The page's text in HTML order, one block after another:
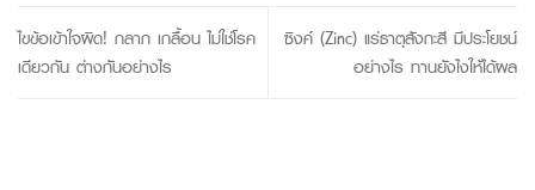
ไขข้อเข้าใจผิด! กลาก เกลื้อน ไม่ใช่โรค
เดียวกัน ต่างกันอย่างไร
ซิงค์ (Zinc) แร่ธาตุสังกะสี มีประโยชน์
อย่างไร ทานยังไงให้ได้ผล